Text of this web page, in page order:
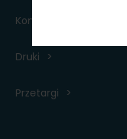
treści
danych
Kontakt
Druki
Przetargi